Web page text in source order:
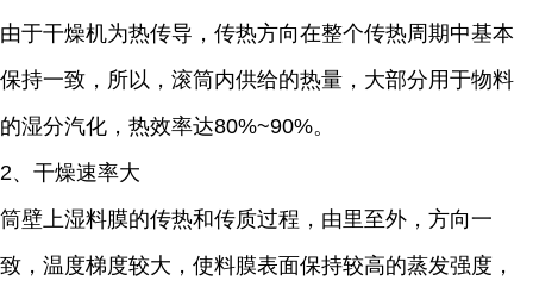
由于干燥机为热传导，传热方向在整个传热周期中基本
保持一致，所以，滚筒内供给的热量，大部分用于物料
的湿分汽化，热效率达80%~90%。
2、干燥速率大
筒壁上湿料膜的传热和传质过程，由里至外，方向一
致，温度梯度较大，使料膜表面保持较高的蒸发强度，